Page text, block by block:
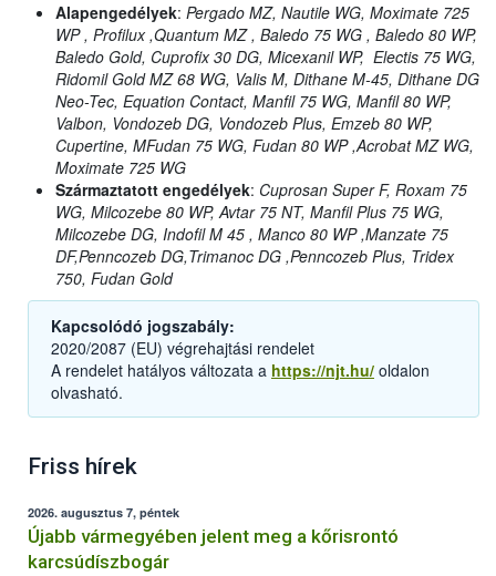
Alapengedélyek: Pergado MZ, Nautile WG, Moximate 725
WP , Profilux ,Quantum MZ , Baledo 75 WG , Baledo 80 WP,
Baledo Gold, Cuprofix 30 DG, Micexanil WP, Electis 75 WG,
Ridomil Gold MZ 68 WG, Valis M, Dithane M-45, Dithane DG
Neo-Tec, Equation Contact, Manfil 75 WG, Manfil 80 WP,
Valbon, Vondozeb DG, Vondozeb Plus, Emzeb 80 WP,
Cupertine, MFudan 75 WG, Fudan 80 WP ,Acrobat MZ WG,
Moximate 725 WG
Származtatott engedélyek: Cuprosan Super F, Roxam 75
WG, Milcozebe 80 WP, Avtar 75 NT, Manfil Plus 75 WG,
Milcozebe DG, Indofil M 45 , Manco 80 WP ,Manzate 75
DF,Penncozeb DG,Trimanoc DG ,Penncozeb Plus, Tridex
750, Fudan Gold
Kapcsolódó jogszabály:
2020/2087 (EU) végrehajtási rendelet
A rendelet hatályos változata a https://njt.hu/ oldalon
olvasható.
Friss hírek
2026. augusztus 7, péntek
Újabb vármegyében jelent meg a kőrisrontó
karcsúdíszbogár